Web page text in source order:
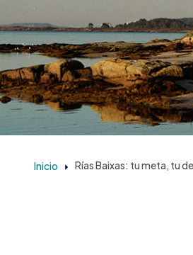
Inicio Rías Baixas: tu meta, tu